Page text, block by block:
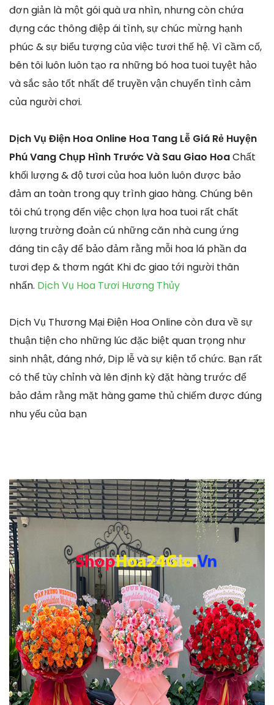
đơn giản là một gói quà ưa nhìn, nhưng còn chứa
đựng các thông điệp ái tình, sự chúc mừng hạnh
phúc & sự biểu tượng của việc tươi thế hệ. Vì cầm cố,
bên tôi luôn luôn tạo ra những bó hoa tuoi tuyệt hảo
và sắc sảo tốt nhất để truyền vận chuyển tình cảm
của người chơi.
Dịch Vụ Điện Hoa Online Hoa Tang Lễ Giá Rẻ Huyện
Phú Vang Chụp Hình Trước Và Sau Giao HoaChất
khối lượng & độ tươi của hoa luôn luôn được bảo
đảm an toàn trong quy trình giao hàng. Chúng bên
tôi chú trọng đến việc chọn lựa hoa tuoi rất chất
lượng trường đoản cú những căn nhà cung ứng
đáng tin cậy để bảo đảm rằng mỗi hoa lá phần đa
tươi đẹp & thơm ngát Khi đc giao tới người thân
nhấn. Dịch Vụ Hoa Tươi Hương Thủy
Dịch Vụ Thương Mại Điện Hoa Online còn đưa về sự
thuận tiện cho những lúc đặc biệt quan trọng như
sinh nhật, đáng nhớ, Dịp lễ và sự kiện tổ chức. Bạn rất
có thể tùy chỉnh và lên định kỳ đặt hàng trước để
bảo đảm rằng mặt hàng game thủ chiếm được đúng
nhu yếu của bạn